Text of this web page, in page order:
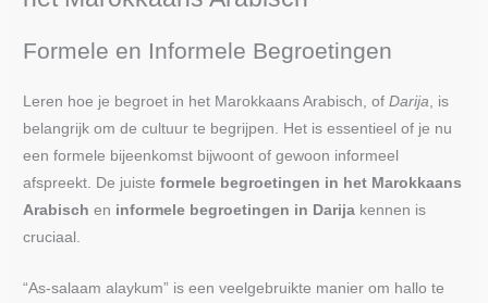
Formele en Informele Begroetingen
Leren hoe je begroet in het Marokkaans Arabisch, ofDarija, is
belangrijk om de cultuur te begrijpen. Het is essentieel of je nu
een formele bijeenkomst bijwoont of gewoon informeel
afspreekt. De juisteformele begroetingen in het Marokkaans
Arabisch en informele begroetingen in Darija kennen is
cruciaal.
“As-salaam alaykum” is een veelgebruikte manier om hallo te